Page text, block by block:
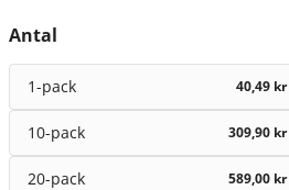
Antal
1-pack 40,49 kr
10-pack 309,90 kr
20-pack 589,00 kr